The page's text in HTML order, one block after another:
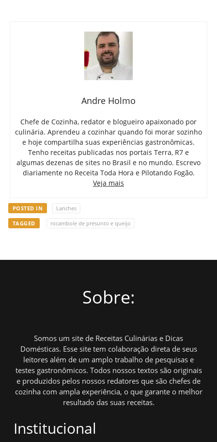
Andre Holmo
Chefe de Cozinha, redator e blogueiro apaixonado por
culinária. Aprendeu a cozinhar quando foi morar sozinho
e hoje compartilha suas experiências gastronômicas.
Tenho receitas publicadas nos portais Terra, R7 e
algumas dezenas de sites no Brasil e no mundo. Escrevo
diariamente no Receita Toda Hora e Pilotando Fogão.
Veja mais
POSTED IN Lanches
TAGGED rocambole de presunto e queijo
Sobre:
Somos um site de Receitas Culinárias e Dicas
Domésticas. Esse site tem colaboração direta de seus
leitores além de um amplo trabalho de pesquisas e
testes gastronômicos. Todos nossos textos são originais
e produzidos pelos nossos redatores que são chefes de
cozinha com ampla experiência, o que garante o melhor
resultado das suas receitas.
Institucional